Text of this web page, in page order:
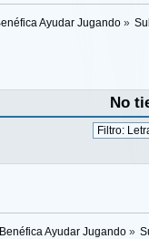
Ayudar Jugando»
No
Ayudar Jugando»